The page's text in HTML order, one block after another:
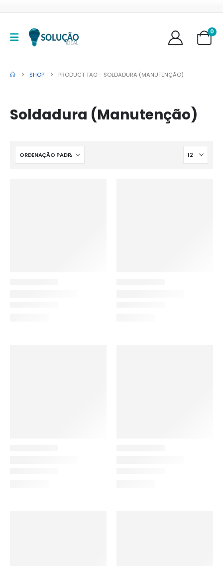
0
SHOP PRODUCT TAG - SOLDADURA (MANUTENÇÃO)
Soldadura (Manutenção)